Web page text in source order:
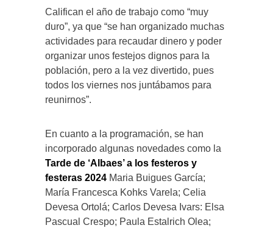
Califican el año de trabajo como “muy
duro”, ya que “se han organizado muchas
actividades para recaudar dinero y poder
organizar unos festejos dignos para la
población, pero a la vez divertido, pues
todos los viernes nos juntábamos para
reunirnos”.
En cuanto a la programación, se han
incorporado algunas novedades como la
Tarde de ‘Albaes’ a los festeros y
festeras 2024 Maria Buigues García;
María Francesca Kohks Varela; Celia
Devesa Ortolá; Carlos Devesa Ivars: Elsa
Pascual Crespo; Paula Estalrich Olea;